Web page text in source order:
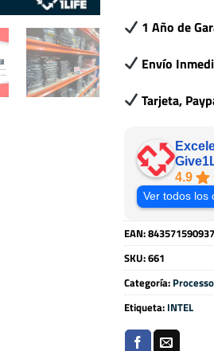
1 Año de
Envío
Tarjeta,
4.9
Ver todos los
EAN:
SKU:661
Categoría:
Etiqueta: INTEL